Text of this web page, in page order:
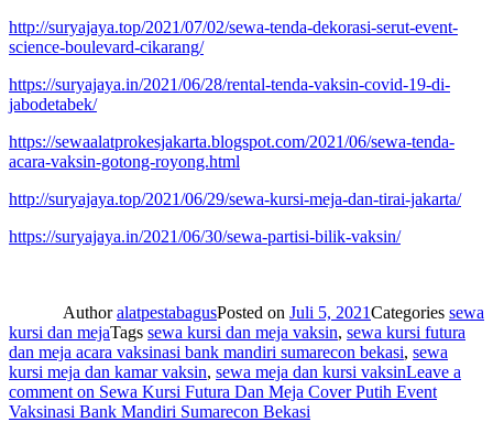
http://suryajaya.top/2021/07/02/sewa-tenda-dekorasi-serut-event-
science-boulevard-cikarang/
https://suryajaya.in/2021/06/28/rental-tenda-vaksin-covid-19-di-
jabodetabek/
https://sewaalatprokesjakarta.blogspot.com/2021/06/sewa-tenda-
acara-vaksin-gotong-royong.html
http://suryajaya.top/2021/06/29/sewa-kursi-meja-dan-tirai-jakarta/
https://suryajaya.in/2021/06/30/sewa-partisi-bilik-vaksin/
AuthoralatpestabagusPosted on Juli 5, 2021Categories sewa
kursi dan mejaTags sewa kursi dan meja vaksin, sewa kursi futura
dan meja acara vaksinasi bank mandiri sumarecon bekasi, sewa
kursi meja dan kamar vaksin, sewa meja dan kursi vaksinLeave a
comment on Sewa Kursi Futura Dan Meja Cover Putih Event
Vaksinasi Bank Mandiri Sumarecon Bekasi